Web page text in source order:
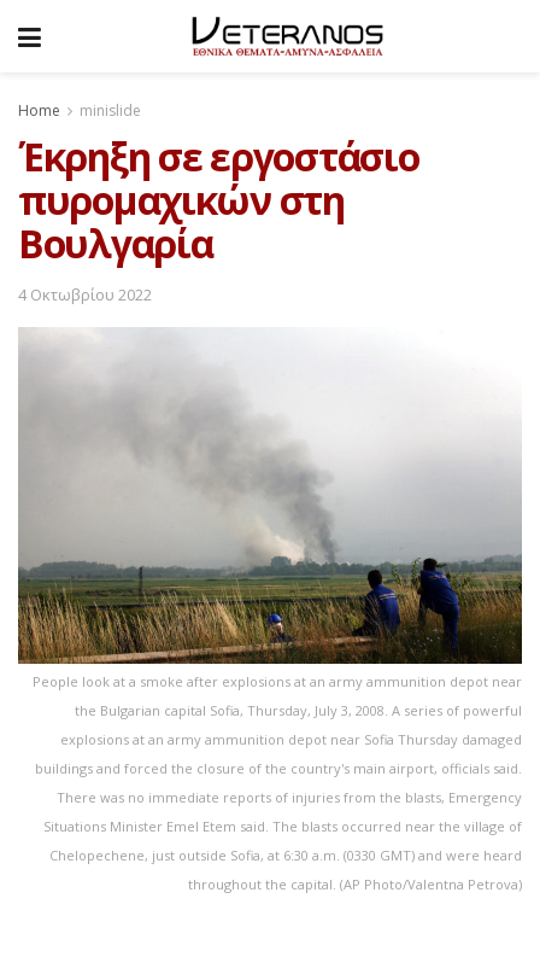
Home minislide
Έκρηξη σε εργοστάσιο
πυρομαχικών στη
Βουλγαρία
4 Οκτωβρίου 2022
People look at a smoke after explosions at an army ammunition depot near
the Bulgarian capital Sofia, Thursday, July 3, 2008. A series of powerful
explosions at an army ammunition depot near Sofia Thursday damaged
buildings and forced the closure of the country's main airport, officials said.
There was no immediate reports of injuries from the blasts, Emergency
Situations Minister Emel Etem said. The blasts occurred near the village of
Chelopechene, just outside Sofia, at 6:30 a.m. (0330 GMT) and were heard
throughout the capital. (AP Photo/Valentna Petrova)